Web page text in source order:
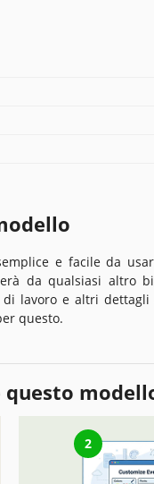
e facile da
da qualsiasi altro
lavoro e altri
questo.
questo
2